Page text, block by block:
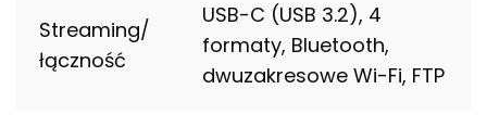
Streaming/
łączność
USB-C (USB 3.2), 4
formaty, Bluetooth,
dwuzakresowe Wi-Fi, FTP